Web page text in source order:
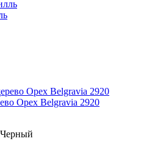
Орех Belgravia 2920
Черный